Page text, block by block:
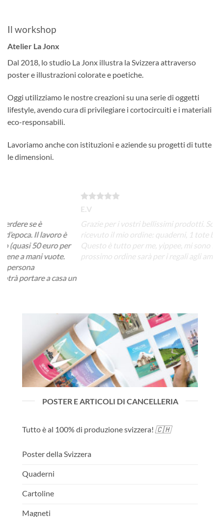
Il workshop
Atelier La Jonx
Dal 2018, lo studio La Jonx illustra la Svizzera attraverso
poster e illustrazioni colorate e poetiche.
Oggi utilizziamo le nostre creazioni su una serie di oggetti
lifestyle, avendo cura di privilegiare i cortocircuiti e i materiali
eco-responsabili.
Lavoriamo anche con istituzioni e aziende su progetti di tutte
le dimensioni.
Grazie per i vostri bellissimi prodotti. Sono così felice, ho
ricevuto il mio ordine: quaderni, 1 tote bag e magneti.
Questo è tutto per me, yippee, mi sono fatta un regalo. Il
prossimo ordine sarà per i regali agli amici.
un
un
POSTER E ARTICOLI DI CANCELLERIA
Tutto è al 100% di produzione svizzera! 🇨🇭
Poster della Svizzera
Quaderni
Cartoline
Magneti